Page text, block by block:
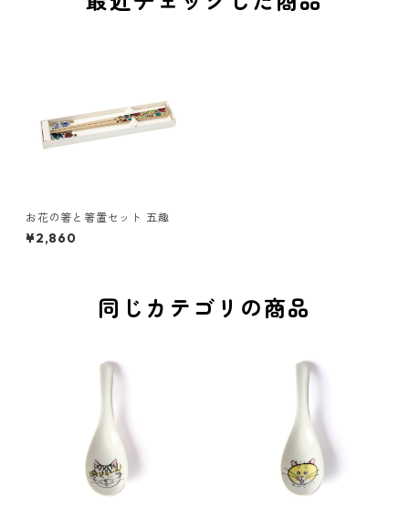
お花の箸と箸置セット 五趣
¥2,860
同じカテゴリの商品